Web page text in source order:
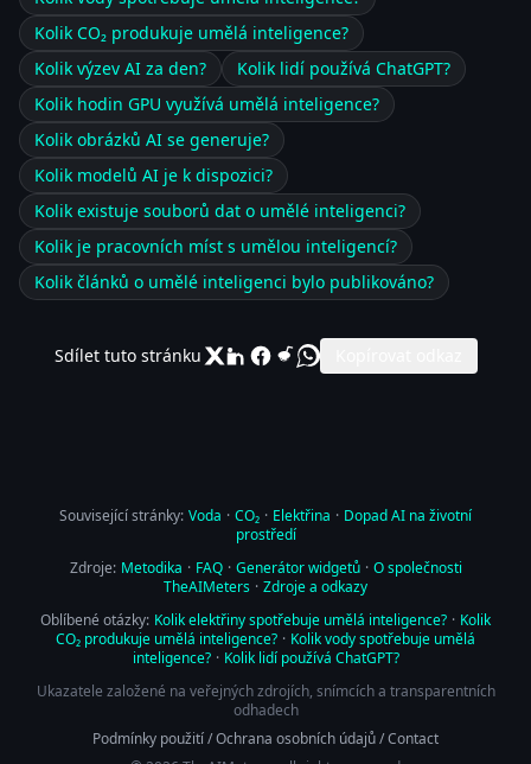
Kolik CO₂ produkuje umělá inteligence?
Kolik výzev AI za den?
Kolik lidí používá ChatGPT?
Kolik hodin GPU využívá umělá inteligence?
Kolik obrázků AI se generuje?
Kolik modelů AI je k dispozici?
Kolik existuje souborů dat o umělé inteligenci?
Kolik je pracovních míst s umělou inteligencí?
Kolik článků o umělé inteligenci bylo publikováno?
Sdílet tuto stránku
Související stránky: Voda · CO₂ · Elektřina · Dopad AI na životní
prostředí
Zdroje: Metodika · FAQ · Generátor widgetů · O společnosti
TheAIMeters · Zdroje a odkazy
Oblíbené otázky: Kolik elektřiny spotřebuje umělá inteligence? · Kolik
CO₂ produkuje umělá inteligence? · Kolik vody spotřebuje umělá
inteligence? · Kolik lidí používá ChatGPT?
Ukazatele založené na veřejných zdrojích, snímcích a transparentních
odhadech
Podmínky použití/Ochrana osobních údajů/Contact